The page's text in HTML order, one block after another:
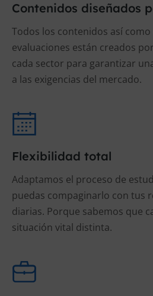
Contenidos diseñados
Todos los contenidos así como
evaluaciones están creados
cada sector para garantizar
a las exigencias del mercado.
Flexibilidad total
Adaptamos el proceso de
puedas compaginarlo con tus
diarias. Porque sabemos que
situación vital distinta.